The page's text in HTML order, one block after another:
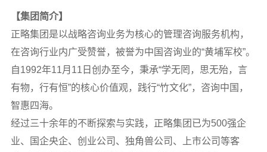
【集团简介】
正略集团是以战略咨询业务为核心的管理咨询服务机构，
在咨询行业内广受赞誉，被誉为中国咨询业的“黄埔军校”。
自1992年11月11日创办至今，秉承“学无罔，思无殆，言
有物，行有恒”的核心价值观，践行“竹文化”，咨询中国，
智惠四海。
经过三十余年的不断探索与实践，正略集团已为500强企
业、国企央企、创业公司、独角兽公司、上市公司等客